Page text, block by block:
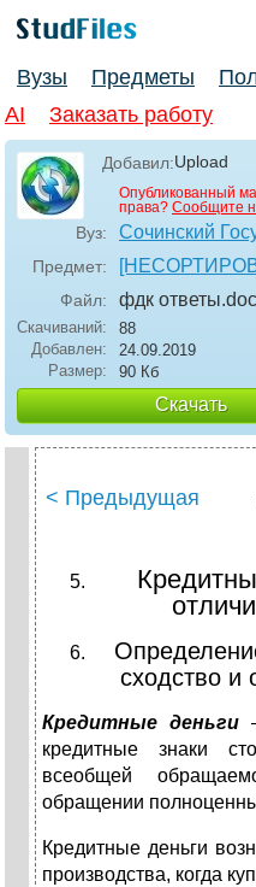
Вузы Предметы
AI
Заказать работу
Добавил:Upload
Опубликованный
права? Сообщите
Вуз: Сочинский
Предмет:
Файл: фдк ответы
Скачиваний:
88
Добавлен:
24.09.2019
Размер:
90 Кб
Скачать
< Предыдущая
сходство и
Кредитные деньги
кредитные знаки
всеобщей
обращении
Кредитные деньги
производства, когда